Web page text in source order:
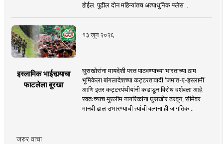
होईल. पुढील दोन महिन्यांतच अत्याधुनिक फ्लेस ..
१३ जून २०२६
इस्लामिक भाईचार्‍याचा
फाटलेला बुरखा
घुसखोरांना मायदेशी परत पाठवण्याच्या भारताच्या ठाम
भूमिकेला बांगलादेशच्या कट्टरतावादी ‘जमात-ए-इस्लामी’
आणि इतर कट्टरपंथीयांनी कडाडून विरोध दर्शवला आहे.
स्वतःच्याच मुस्लीम नागरिकांना घुसखोर ठरवून, सीमेवर
मानवी ढाल उभारण्याची त्यांची वल्गना ही जागतिक ..
जरुर वाचा